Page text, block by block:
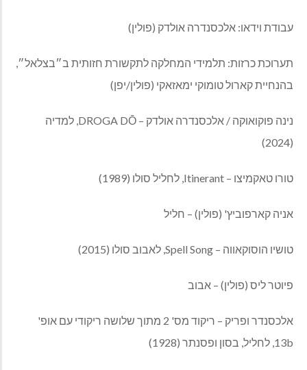
עבודת וידאו: אלכסנדרה אולדק (פולין)
תערוכת כרזות: תלמידי המחלקה לתקשורת חזותית ב״בצלאל״,
בהנחיית קארול טומוקי ימאזאקי (פולין/יפן)
נינה פוקואוקה / אלכסנדרה אולדק – DROGA DŌ, למדיה
(2024)
טורו טאקמיצו – Itinerant, לחליל סולו (1989)
אניה קארפוביץ' (פולין) – חליל
טושיו הוסוקאווה – Spell Song, לאבוב סולו (2015)
פיוטר ליס (פולין) – אבוב
אלכסנדר ופריק – ריקוד מס' 2 מתוך שלושה ריקודי עם אופ'
13b, לחליל, בסון ופסנתר (1928)